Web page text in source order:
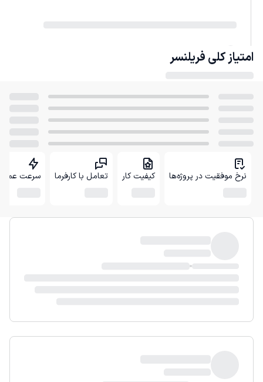
امتیاز کلی فریلنسر
نرخ موفقیت در پروژه‌ها کیفیت کار تعامل با کارفرما سرعت عمل